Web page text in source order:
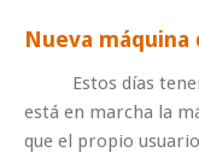
Nueva
Estos días
está en marcha la
que el propio